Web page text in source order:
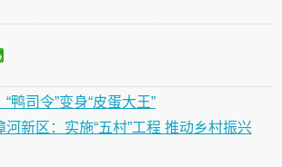
鸭司令”变身“皮蛋大王”
河新区：实施“五村”工程 推动乡村振兴